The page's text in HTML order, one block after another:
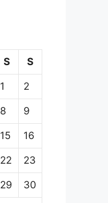
S S
1 2
8 9
15 16
22 23
29 30